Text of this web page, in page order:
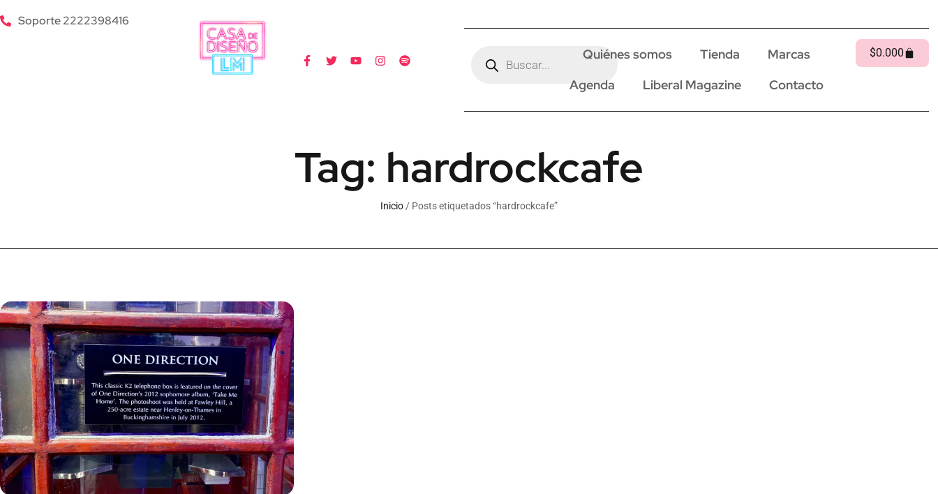
Soporte 2222398416
Quiénes somos Tienda
Marcas
Agenda
Liberal Magazine Contacto
$0.000
Tag: hardrockcafe
Inicio / Posts etiquetados “hardrockcafe”